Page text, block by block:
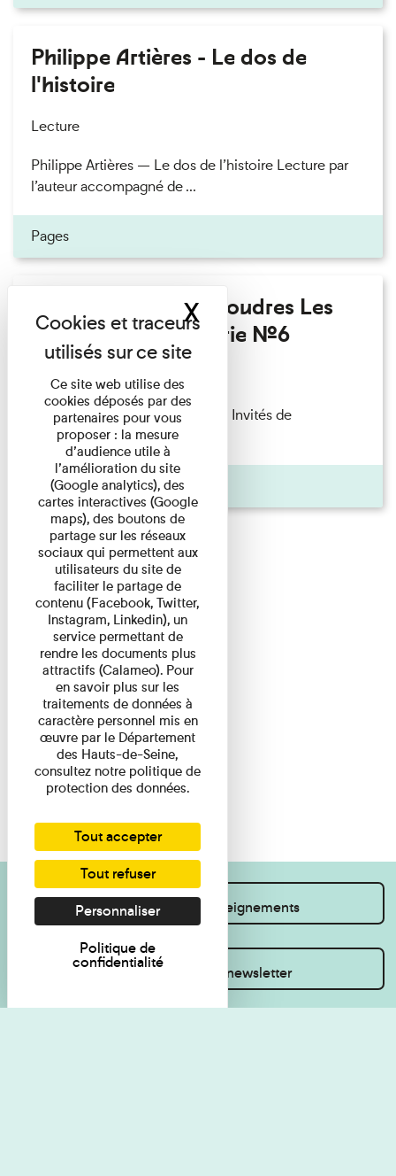
Philippe Artières - Le dos de
l'histoire
Lecture
Philippe Artières — Le dos de l’histoire Lecture par
l’auteur accompagné de ...
Pages
Fanny Taillandier - Foudres Les
Invités de l’Imprimerie n°6
Lecture
Fanny Taillandier – Foudres Les Invités de
l’Imprimerie n°6 Lecture ...
Pages
Je souhaite des renseignements
Inscrivez-vous à la newsletter
Ce site web utilise des
cookies déposés par des
partenaires pour vous
proposer : la mesure
d’audience utile à
l’amélioration du site
(Google analytics), des
cartes interactives (Google
maps), des boutons de
partage sur les réseaux
sociaux qui permettent aux
utilisateurs du site de
faciliter le partage de
contenu (Facebook, Twitter,
Instagram, Linkedin), un
service permettant de
rendre les documents plus
attractifs (Calameo). Pour
en savoir plus sur les
traitements de données à
caractère personnel mis en
œuvre par le Département
des Hauts-de-Seine,
consultez notre politique de
protection des données.
Tout accepter
Tout refuser
Personnaliser
Politique de
confidentialité
XMasquer le